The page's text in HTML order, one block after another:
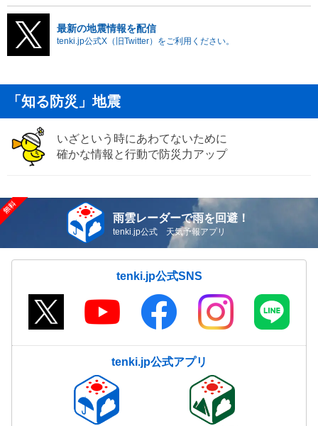
最新の地震情報を配信
tenki.jp公式X（旧Twitter）をご利用ください。
「知る防災」地震
いざという時にあわてないために
確かな情報と行動で防災力アップ
雨雲レーダーで雨を回避！
tenki.jp公式 天気予報アプリ
tenki.jp公式SNS
tenki.jp公式アプリ